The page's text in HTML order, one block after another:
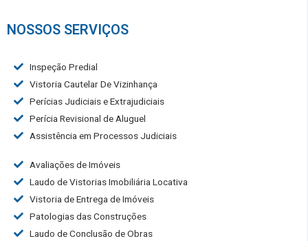
NOSSOS SERVIÇOS
Inspeção Predial
Vistoria Cautelar De Vizinhança
Perícias Judiciais e Extrajudiciais
Perícia Revisional de Aluguel
Assistência em Processos Judiciais
Avaliações de Imóveis
Laudo de Vistorias Imobiliária Locativa
Vistoria de Entrega de Imóveis
Patologias das Construções
Laudo de Conclusão de Obras